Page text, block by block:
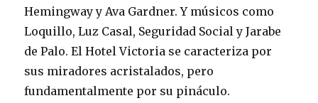
Hemingway y Ava Gardner. Y músicos como
Loquillo, Luz Casal, Seguridad Social y Jarabe
de Palo. El Hotel Victoria se caracteriza por
sus miradores acristalados, pero
fundamentalmente por su pináculo.